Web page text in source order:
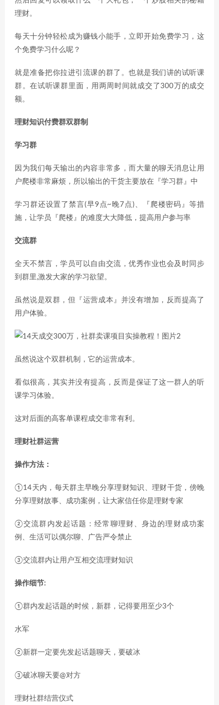
理财。
每天十分钟轻松成为赚钱小能手，立即开始免费学习，这
个免费学习什么呢？
就是准备把你拉进引流课的群了。也就是我们讲的试听课
群。在试听课群里面，用两周时间就成交了300万的成交
额。
理财知识付费群双群制
学习群
因为我们每天输出的内容非常多，而大量的聊天消息让用
户爬楼非常麻烦，所以输出的干货主要放在『学习群』中
学习群还设置了禁言(早9点~晚7点)、『爬楼密码』等措
施，让学员『爬楼』的难度大大降低，提高用户参与率
交流群
全天不禁言，学员可以自由交流，优秀作业也会及时同步
到群里,激发大家的学习欲望。
虽然说是双群，但『运营成本』并没有增加，反而提高了
用户体验。
虽然说这个双群机制，它的运营成本。
看似很高，其实并没有提高，反而是保证了这一群人的听
课学习体验。
这对后面的高客单课程成交非常有利。
理财社群运营
操作方法：
①14天内，每天群主早晚分享理财知识、理财干货，傍晚
分享理财故事、成功案例，让大家信任你是理财专家
②交流群内发起话题：经常聊理财、身边的理财成功案
例、生活可以偶尔聊、广告严令禁止
③交流群内让用户互相交流理财知识
操作细节:
①群内发起话题的时候，新群，记得要用至少3个
水军
②新群一定要先发起话题聊天，要破冰
③破冰聊天要@对方
理财社群结营仪式